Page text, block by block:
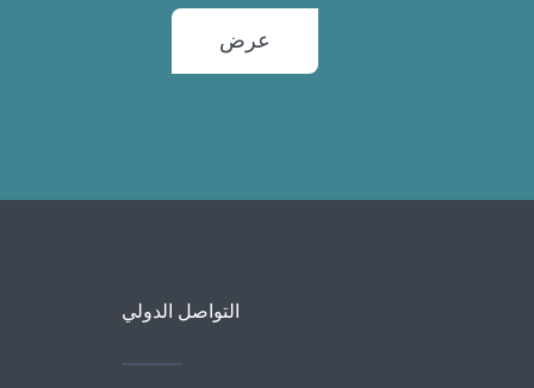
عرض
التواصل الدولي